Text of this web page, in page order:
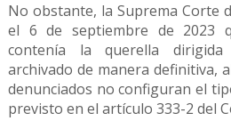
No obstante, la Suprema Corte
el 6 de septiembre de 2023
contenía la querella
archivado de manera definitiva,
denunciados no configuran el
previsto en el artículo 333-2 del